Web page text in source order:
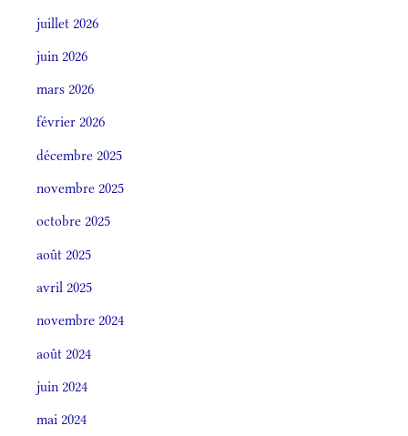
juillet 2026
juin 2026
mars 2026
février 2026
décembre 2025
novembre 2025
octobre 2025
août 2025
avril 2025
novembre 2024
août 2024
juin 2024
mai 2024